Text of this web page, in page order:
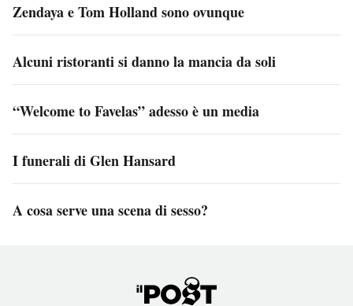
Zendaya e Tom Holland sono ovunque
Alcuni ristoranti si danno la mancia da soli
“Welcome to Favelas” adesso è un media
I funerali di Glen Hansard
A cosa serve una scena di sesso?